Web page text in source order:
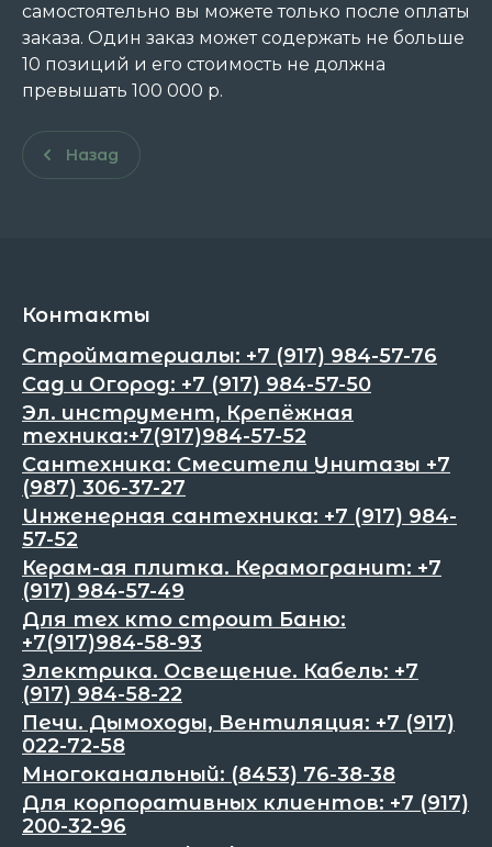
самостоятельно вы можете только после оплаты
заказа. Один заказ может содержать не больше
10 позиций и его стоимость не должна
превышать 100 000 р.
Назад
Контакты
Стройматериалы: +7 (917) 984-57-76
Сад и Огород: +7 (917) 984-57-50
Эл. инструмент, Крепёжная
техника:+7(917)984-57-52
Сантехника: Смесители Унитазы +7
(987) 306-37-27
Инженерная сантехника: +7 (917) 984-
57-52
Керам-ая плитка. Керамогранит: +7
(917) 984-57-49
Для тех кто строит Баню:
+7(917)984-58-93
Электрика. Освещение. Кабель: +7
(917) 984-58-22
Печи. Дымоходы, Вентиляция: +7 (917)
022-72-58
Многоканальный: (8453) 76-38-38
Для корпоративных клиентов: +7 (917)
200-32-96